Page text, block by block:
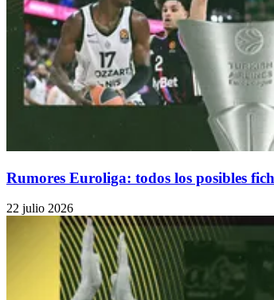
Rumores Euroliga: todos los posibles
22 julio 2026